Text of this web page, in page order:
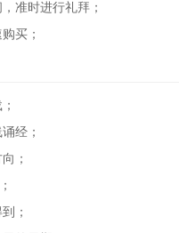
准时进行礼拜；
买；
经；
；
；